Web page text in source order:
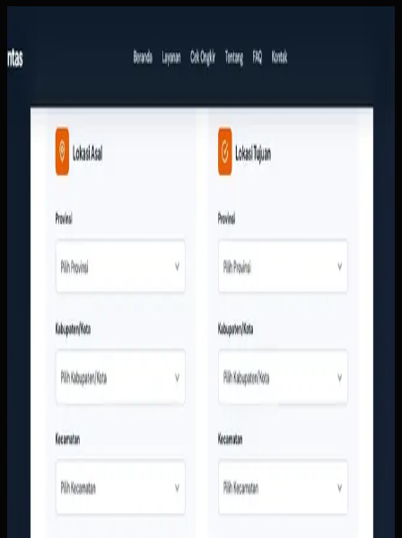
Arthalintas
Sebelumnya
Tim layanan pelanggan terlalu sering menjawab
pertanyaan dasar seperti ongkir, cakupan kota, dan jenis
tampilan digital yang lebih meyakinkan agar calon
Kami membangun website responsif dengan kalkulator
ongkir, struktur layanan yang jelas, dan CTA yang langsung
bukti kerja perusahaan ditata supaya calon pelanggan bisa
Baca studi kasus lengkap